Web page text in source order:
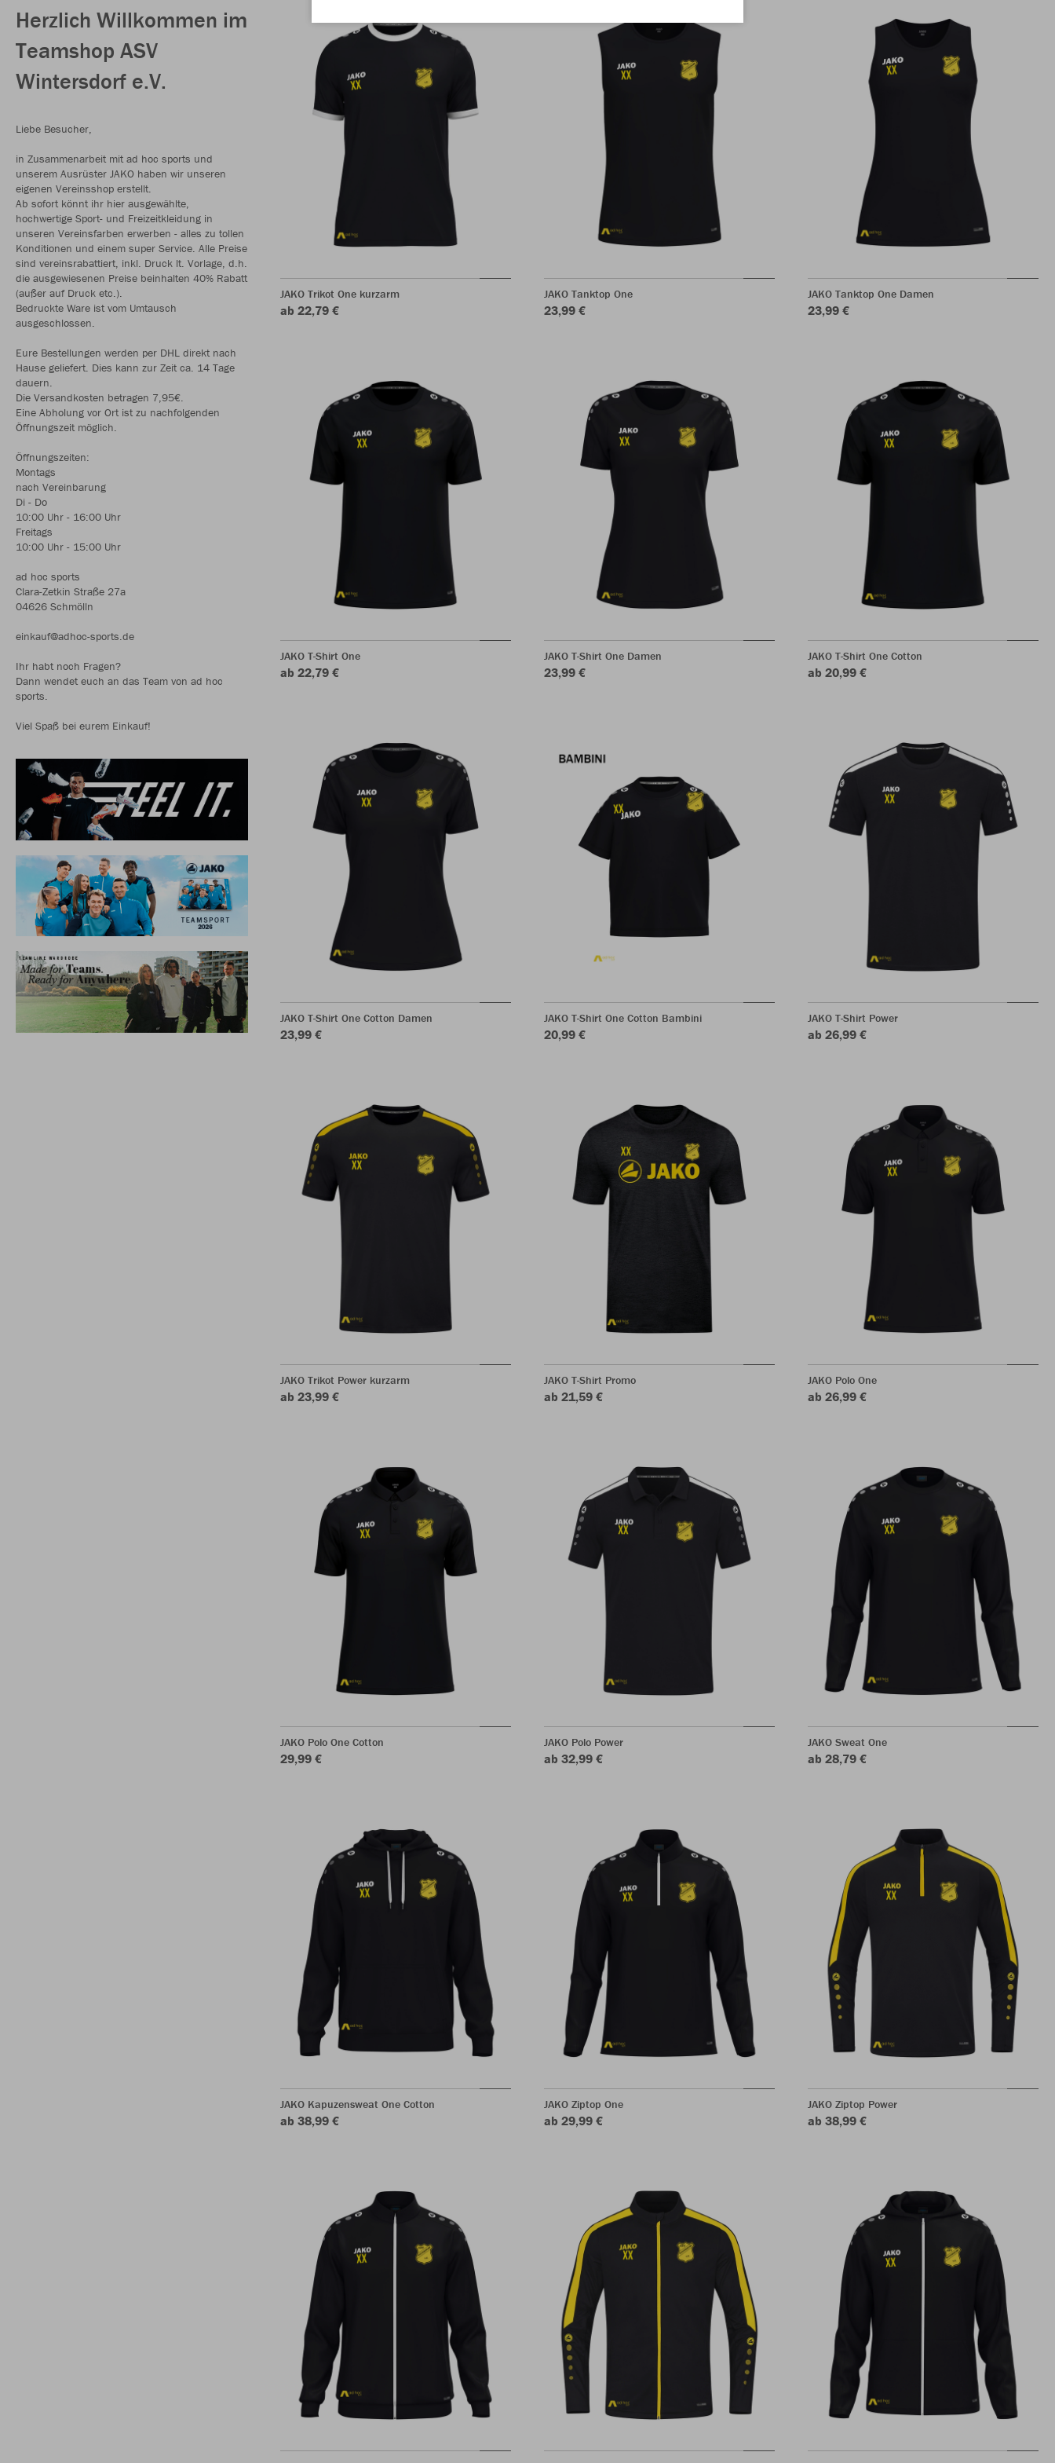
Herzlich Willkommen im
Teamshop ASV
Wintersdorf e.V.
Liebe Besucher,
in Zusammenarbeit mit ad hoc sports und
unserem Ausrüster JAKO haben wir unseren
eigenen Vereinsshop erstellt.
Ab sofort könnt ihr hier ausgewählte,
hochwertige Sport- und Freizeitkleidung in
unseren Vereinsfarben erwerben - alles zu tollen
Konditionen und einem super Service. Alle Preise
sind vereinsrabattiert, inkl. Druck lt. Vorlage, d.h.
die ausgewiesenen Preise beinhalten 40% Rabatt
(außer auf Druck etc.).
Bedruckte Ware ist vom Umtausch
ausgeschlossen.
Eure Bestellungen werden per DHL direkt nach
Hause geliefert. Dies kann zur Zeit ca. 14 Tage
dauern.
Die Versandkosten betragen 7,95€.
Eine Abholung vor Ort ist zu nachfolgenden
Öffnungszeit möglich.
Öffnungszeiten:
Montags
nach Vereinbarung
Di - Do
10:00 Uhr - 16:00 Uhr
Freitags
10:00 Uhr - 15:00 Uhr
ad hoc sports
Clara-Zetkin Straße 27a
04626 Schmölln
einkauf@adhoc-sports.de
Ihr habt noch Fragen?
Dann wendet euch an das Team von ad hoc
sports.
Viel Spaß bei eurem Einkauf!
JAKO Trikot One kurzarm
ab 22,79 €
JAKO Tanktop One
23,99 €
JAKO Tanktop One Damen
23,99 €
JAKO T-Shirt One
ab 22,79 €
JAKO T-Shirt One Damen
23,99 €
JAKO T-Shirt One Cotton
ab 20,99 €
JAKO T-Shirt One Cotton Damen
23,99 €
JAKO T-Shirt One Cotton Bambini
20,99 €
JAKO T-Shirt Power
ab 26,99 €
JAKO Trikot Power kurzarm
ab 23,99 €
JAKO T-Shirt Promo
ab 21,59 €
JAKO Polo One
ab 26,99 €
JAKO Polo One Cotton
29,99 €
JAKO Polo Power
ab 32,99 €
JAKO Sweat One
ab 28,79 €
JAKO Kapuzensweat One Cotton
ab 38,99 €
JAKO Ziptop One
ab 29,99 €
JAKO Ziptop Power
ab 38,99 €